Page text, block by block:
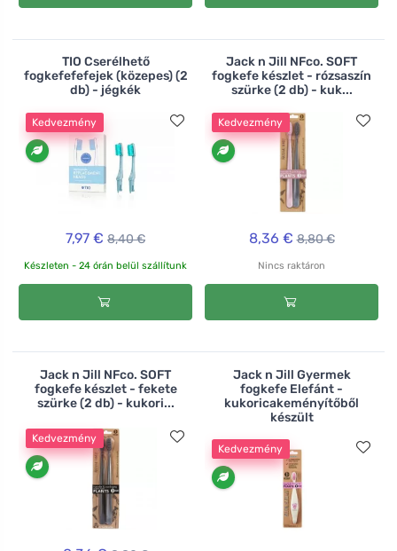
TIO Cserélhető
fogkefefefejek (közepes) (2
db) - jégkék
Kedvezmény
7,97 € 8,40 €
Készleten - 24 órán belül szállítunk
Jack n Jill NFco. SOFT
fogkefe készlet - rózsaszín
szürke (2 db) - kuk...
Kedvezmény
8,36 € 8,80 €
Nincs raktáron
Jack n Jill NFco. SOFT
fogkefe készlet - fekete
szürke (2 db) - kukori...
Kedvezmény
Jack n Jill Gyermek
fogkefe Elefánt -
kukoricakeményítőből
készült
Kedvezmény